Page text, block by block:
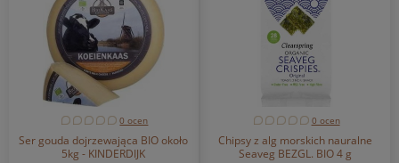
0 ocen
Ser gouda dojrzewająca BIO około
5kg - KINDERDIJK
0 ocen
Chipsy z alg morskich nauralne
Seaveg BEZGL. BIO 4 g